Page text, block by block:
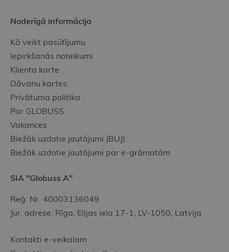
Noderīgā informācija
Kā veikt pasūtījumu
Iepirkšanās noteikumi
Klienta karte
Dāvanu kartes
Privātuma politika
Par GLOBUSS
Vakances
Biežāk uzdotie jautājumi (BUJ)
Biežāk uzdotie jautājumi par e-grāmatām
SIA "Globuss A"
Reģ. Nr. 40003136049
Jur. adrese: Rīga, Elijas iela 17-1, LV-1050, Latvija
Kontakti e-veikalam